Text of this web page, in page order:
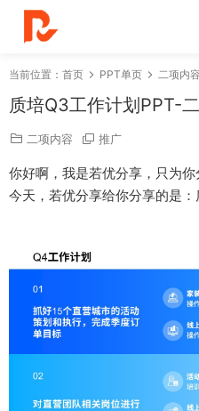
当前位置： 首页 PPT单页 二项内容
质培Q3工作计划PPT-
二项内容 推广
你好啊，我是若优分享，只为你
今天，若优分享给你分享的是